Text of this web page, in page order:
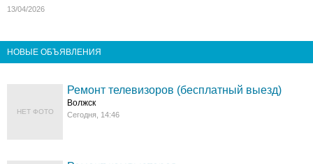
13/04/2026
НОВЫЕ ОБЪЯВЛЕНИЯ
НЕТ ФОТО
Ремонт телевизоров (бесплатный выезд)
Волжск
Сегодня, 14:46